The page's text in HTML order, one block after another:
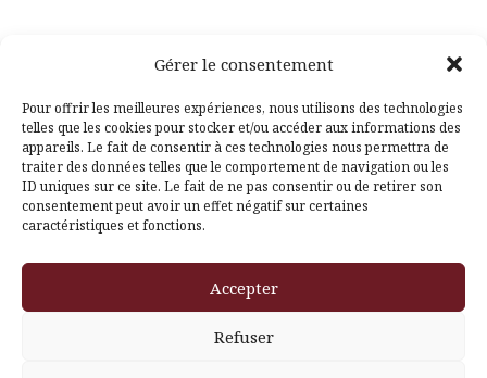
Gérer le consentement
Pour offrir les meilleures expériences, nous utilisons des technologies
telles que les cookies pour stocker et/ou accéder aux informations des
appareils. Le fait de consentir à ces technologies nous permettra de
traiter des données telles que le comportement de navigation ou les
ID uniques sur ce site. Le fait de ne pas consentir ou de retirer son
consentement peut avoir un effet négatif sur certaines
caractéristiques et fonctions.
Accepter
Refuser
Facebook
Pinterest
Themeisle